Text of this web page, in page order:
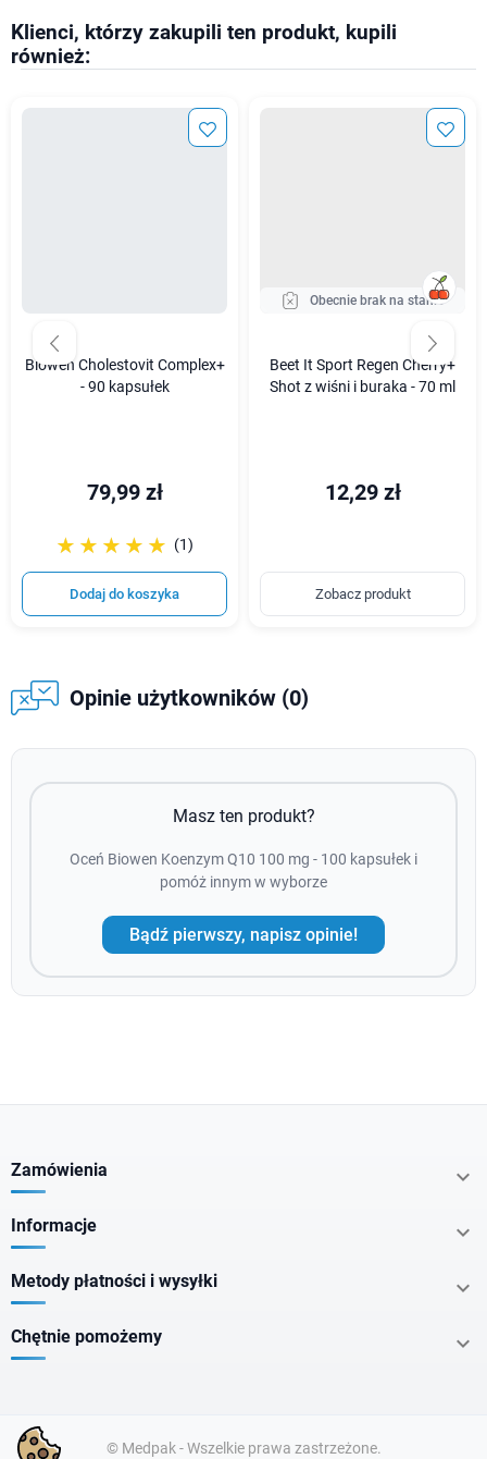
Klienci, którzy zakupili ten produkt, kupili
również:
Biowen Cholestovit Complex+
- 90 kapsułek
79,99 zł
☆☆☆☆☆
★★★★★ (1)
Dodaj do koszyka
Obecnie brak na stanie
Beet It Sport Regen Cherry+
Shot z wiśni i buraka - 70 ml
12,29 zł
Zobacz produkt
Opinie użytkowników (0)
Masz ten produkt?
Oceń Biowen Koenzym Q10 100 mg - 100 kapsułek i
pomóż innym w wyborze
Bądź pierwszy, napisz opinie!
Zamówienia 
Informacje 
Metody płatności i wysyłki 
Chętnie pomożemy 
© Medpak - Wszelkie prawa zastrzeżone.